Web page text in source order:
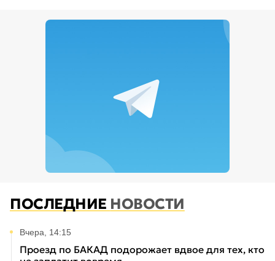
ПОСЛЕДНИЕ НОВОСТИ
Вчера, 14:15
Проезд по БАКАД подорожает вдвое для тех, кто